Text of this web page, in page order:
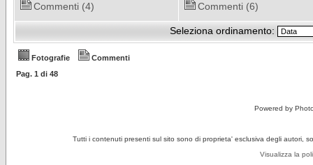
Commenti (4) Commenti (6)
Seleziona ordinamento:
Fotografie
Commenti
Pag. 1 di 48
Powered by
Tutti i contenuti presenti sul sito sono di proprieta' esclusiva degli autori,
Visualizza la